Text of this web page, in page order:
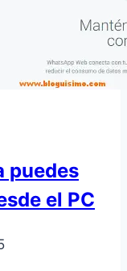
puedes
el PC